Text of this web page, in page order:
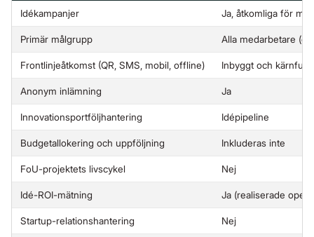
Idékampanjer Ja, åtkomliga för
Primär målgrupp Alla medarbetare
Frontlinjeåtkomst (QR, SMS, mobil, offline) Inbyggt och
Anonym inlämning Ja
Innovationsportföljhantering Idépipeline
Budgetallokering och uppföljning Inkluderas inte
FoU-projektets livscykel Nej
Idé-ROI-mätning Ja (realiserade
Startup-relationshantering Nej